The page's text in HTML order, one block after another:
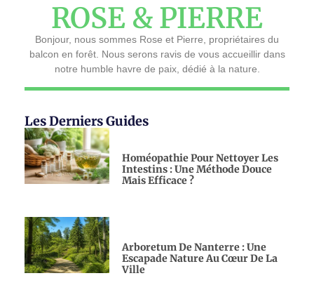
ROSE & PIERRE
Bonjour, nous sommes Rose et Pierre, propriétaires du
balcon en forêt. Nous serons ravis de vous accueillir dans
notre humble havre de paix, dédié à la nature.
Les Derniers Guides
Homéopathie Pour Nettoyer Les
Intestins : Une Méthode Douce
Mais Efficace ?
Arboretum De Nanterre : Une
Escapade Nature Au Cœur De La
Ville